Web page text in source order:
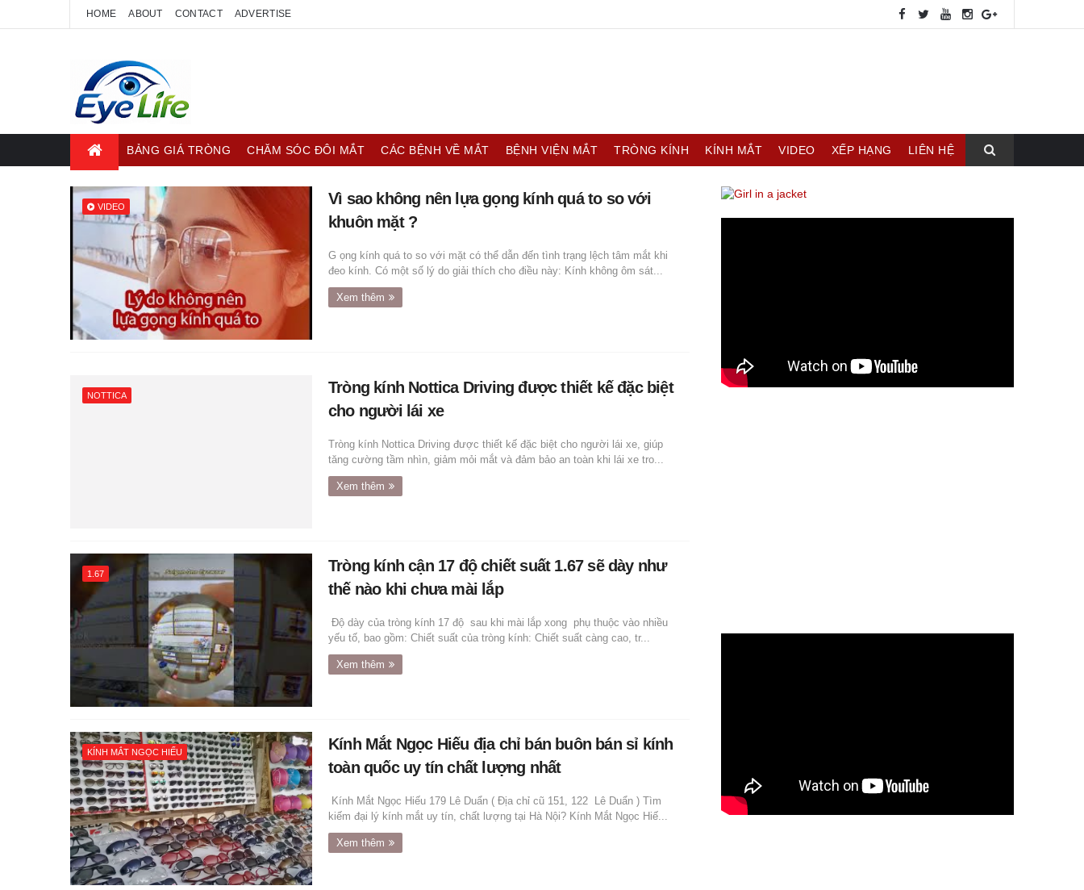
HOME ABOUT CONTACT ADVERTISE
BẢNG GIÁ TRÒNG CHĂM SÓC ĐÔI MẮT CÁC BỆNH VỀ MẮT BỆNH VIỆN MẮT TRÒNG KÍNH KÍNH MẮT VIDEO XẾP HẠNG LIÊN HỆ
VIDEO
Vì sao không nên lựa gọng kính quá to so với
khuôn mặt ?
G ọng kính quá to so với mặt có thể dẫn đến tình trạng lệch tâm mắt khi
đeo kính. Có một số lý do giải thích cho điều này: Kính không ôm sát...
Xem thêm
NOTTICA
Tròng kính Nottica Driving được thiết kế đặc biệt
cho người lái xe
Tròng kính Nottica Driving được thiết kế đặc biệt cho người lái xe, giúp
tăng cường tầm nhìn, giảm mỏi mắt và đảm bảo an toàn khi lái xe tro...
Xem thêm
1.67
Tròng kính cận 17 độ chiết suất 1.67 sẽ dày như
thế nào khi chưa mài lắp
Độ dày của tròng kính 17 độ sau khi mài lắp xong phụ thuộc vào nhiều
yếu tố, bao gồm: Chiết suất của tròng kính: Chiết suất càng cao, tr...
Xem thêm
KÍNH MẮT NGỌC HIẾU
Kính Mắt Ngọc Hiếu địa chỉ bán buôn bán sỉ kính
toàn quốc uy tín chất lượng nhất
Kính Mắt Ngọc Hiếu 179 Lê Duẩn ( Địa chỉ cũ 151, 122 Lê Duẩn ) Tìm
kiếm đại lý kính mắt uy tín, chất lượng tại Hà Nội? Kính Mắt Ngọc Hiế...
Xem thêm